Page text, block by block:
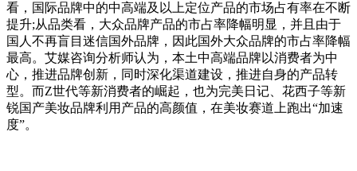
看，国际品牌中的中高端及以上定位产品的市场占有率在不断
提升;从品类看，大众品牌产品的市占率降幅明显，并且由于
国人不再盲目迷信国外品牌，因此国外大众品牌的市占率降幅
最高。艾媒咨询分析师认为，本土中高端品牌以消费者为中
心，推进品牌创新，同时深化渠道建设，推进自身的产品转
型。而Z世代等新消费者的崛起，也为完美日记、花西子等新
锐国产美妆品牌利用产品的高颜值，在美妆赛道上跑出“加速
度”。